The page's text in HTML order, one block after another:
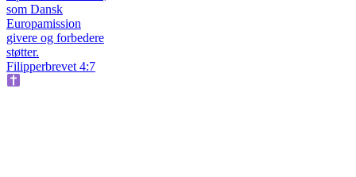
Filipperbrevet 4:7